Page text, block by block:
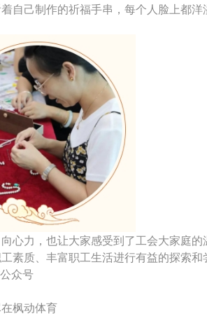
自己制作的祈福手串，每个人脸上都洋
力，也让大家感受到了工会大家庭的
质、丰富职工生活进行有益的探索和
众号
枫动体育